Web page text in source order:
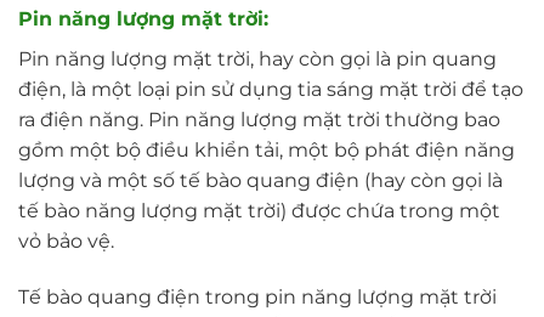
Pin năng lượng mặt trời:
Pin năng lượng mặt trời, hay còn gọi là pin quang
điện, là một loại pin sử dụng tia sáng mặt trời để tạo
ra điện năng. Pin năng lượng mặt trời thường bao
gồm một bộ điều khiển tải, một bộ phát điện năng
lượng và một số tế bào quang điện (hay còn gọi là
tế bào năng lượng mặt trời) được chứa trong một
vỏ bảo vệ.
Tế bào quang điện trong pin năng lượng mặt trời